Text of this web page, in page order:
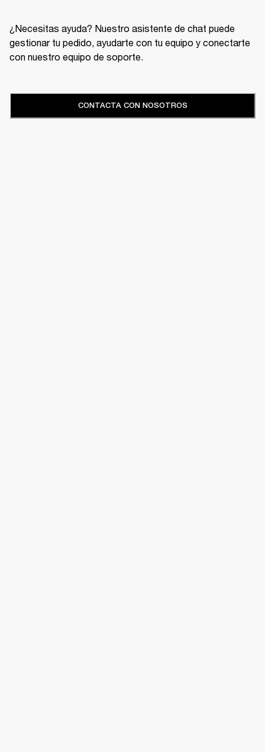
¿Necesitas ayuda? Nuestro asistente de chat puede
gestionar tu pedido, ayudarte con tu equipo y conectarte
con nuestro equipo de soporte.
CONTACTA CON NOSOTROS